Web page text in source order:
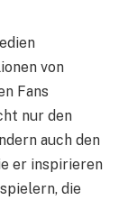
von
Fans
nur den
auch den
er inspirieren
die